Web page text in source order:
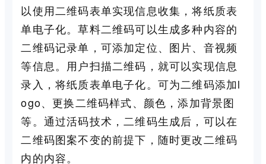
以使用二维码表单实现信息收集，将纸质表
单电子化。草料二维码可以生成多种内容的
二维码记录单，可添加定位、图片、音视频
等信息。用户扫描二维码，就可以实现信息
录入，将纸质表单电子化。可为二维码添加l
ogo、更换二维码样式、颜色，添加背景图
等。通过活码技术，二维码生成后，可以在
二维码图案不变的前提下，随时更改二维码
内的内容。